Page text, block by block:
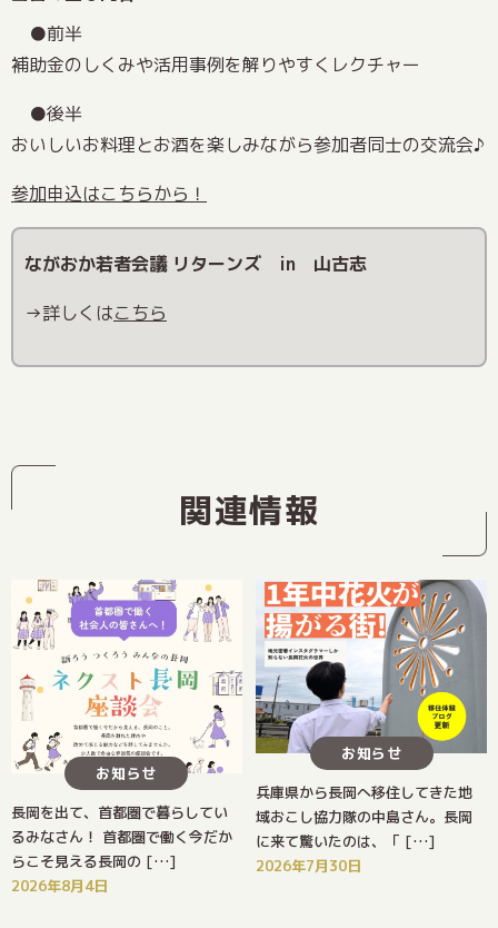
前半
補助金のしくみや活用事例を解りやすくレクチャー
後半
おいしいお料理とお酒を楽しみながら参加者同士の交流会♪
参加申込はこちらから！
ながおか若者会議 リターンズ in 山古志
→詳しくはこちら
関連情報
お知らせ
長岡を出て、首都圏で暮らしてい
るみなさん！ 首都圏で働く今だか
らこそ見える長岡の […]
2026年8月4日
お知らせ
兵庫県から長岡へ移住してきた地
域おこし協力隊の中島さん。長岡
に来て驚いたのは、「 […]
2026年7月30日